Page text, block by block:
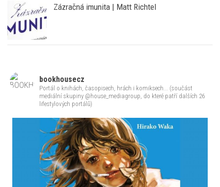
Zázračná imunita | Matt Richtel
bookhousecz
Portál o knihách, časopisech, hrách i komiksech... (součást
mediální skupiny @house_mediagroup, do které patří dalších 26
lifestylových portálů)